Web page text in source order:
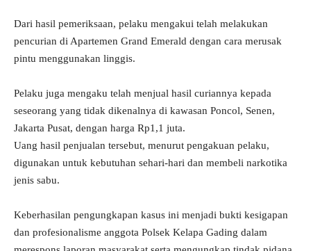
Dari hasil pemeriksaan, pelaku mengakui telah melakukan
pencurian di Apartemen Grand Emerald dengan cara merusak
pintu menggunakan linggis.
Pelaku juga mengaku telah menjual hasil curiannya kepada
seseorang yang tidak dikenalnya di kawasan Poncol, Senen,
Jakarta Pusat, dengan harga Rp1,1 juta.
Uang hasil penjualan tersebut, menurut pengakuan pelaku,
digunakan untuk kebutuhan sehari-hari dan membeli narkotika
jenis sabu.
Keberhasilan pengungkapan kasus ini menjadi bukti kesigapan
dan profesionalisme anggota Polsek Kelapa Gading dalam